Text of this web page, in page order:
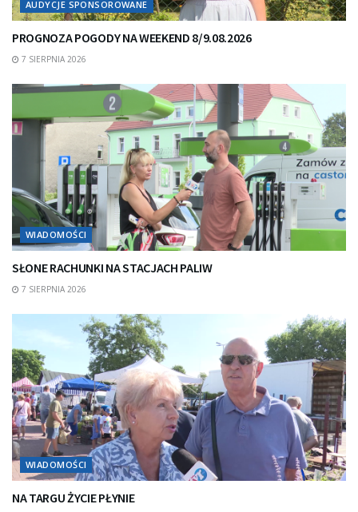
AUDYCJE SPONSOROWANE
PROGNOZA POGODY NA WEEKEND 8/9.08.2026
7 SIERPNIA 2026
WIADOMOŚCI
SŁONE RACHUNKI NA STACJACH PALIW
7 SIERPNIA 2026
WIADOMOŚCI
NA TARGU ŻYCIE PŁYNIE